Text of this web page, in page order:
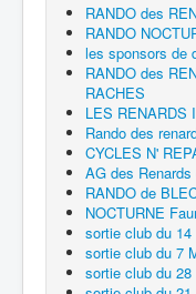
RANDO des
RANDO
les sponsors de
RANDO des
RACHES
LES RENARDS
Rando des
CYCLES N'
AG des
RANDO de
NOCTURNE
sortie club du 14
sortie club du 7
sortie club du 28